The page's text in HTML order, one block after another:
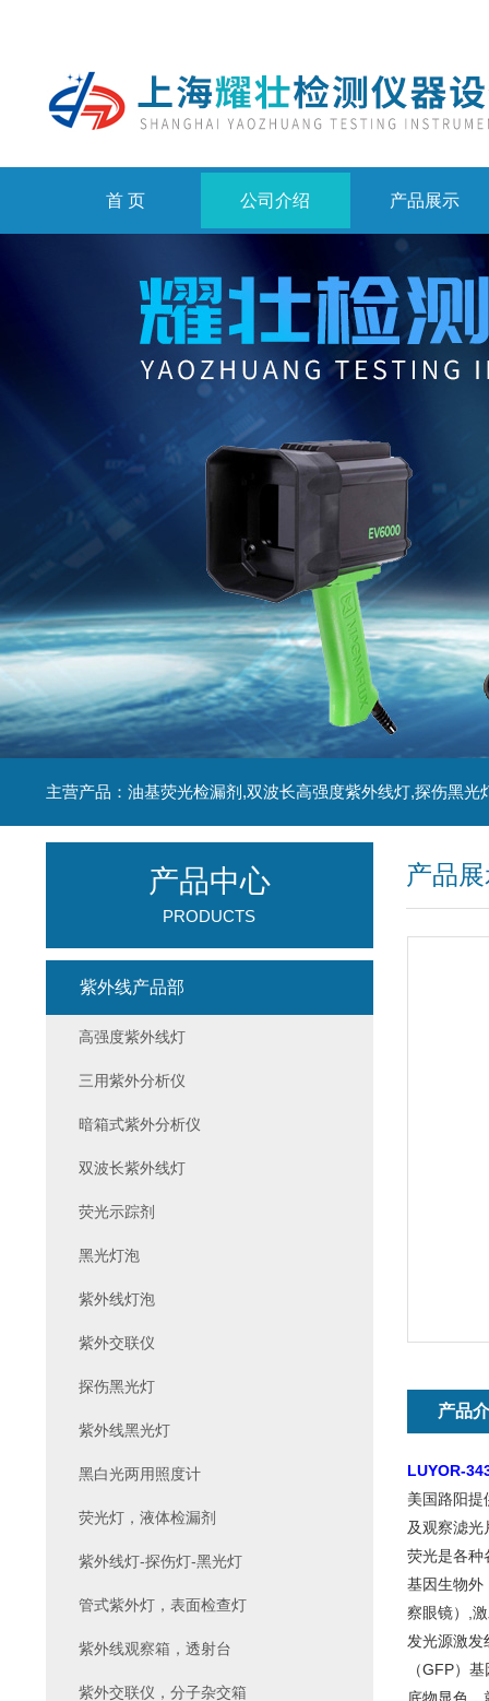
首 页 公司介绍 产品展示
主营产品：油基荧光检漏剂,双波长高强度紫外线灯,探伤黑光
产品
产品
LUYOR-
美国路阳提
及观察滤光
荧光是各种
基因生物外
察眼镜）,
发光源激发
（GFP）
产品中心
PRODUCTS
紫外线产品部
高强度紫外线灯
三用紫外分析仪
暗箱式紫外分析仪
双波长紫外线灯
荧光示踪剂
黑光灯泡
紫外线灯泡
紫外交联仪
探伤黑光灯
紫外线黑光灯
黑白光两用照度计
荧光灯，液体检漏剂
紫外线灯-探伤灯-黑光灯
管式紫外灯，表面检查灯
紫外线观察箱，透射台
紫外交联仪，分子杂交箱